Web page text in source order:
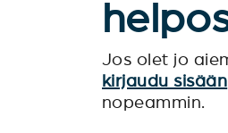
Jos olet jo
kirjaudu sisään
nopeammin.